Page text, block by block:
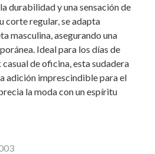
durabilidad y una sensación de
corte regular, se adapta
masculina, asegurando una
Ideal para los días de
de oficina, esta sudadera
adición imprescindible para el
la moda con un espíritu